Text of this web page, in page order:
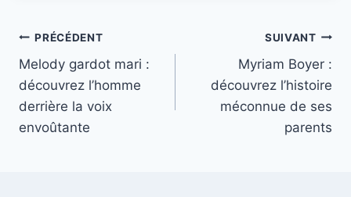
Navigation
de
l’article
PRÉCÉDENT
Melody gardot mari :
découvrez l’homme
derrière la voix
envoûtante
SUIVANT
Myriam Boyer :
découvrez l’histoire
méconnue de ses
parents